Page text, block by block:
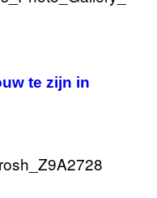
te zijn in